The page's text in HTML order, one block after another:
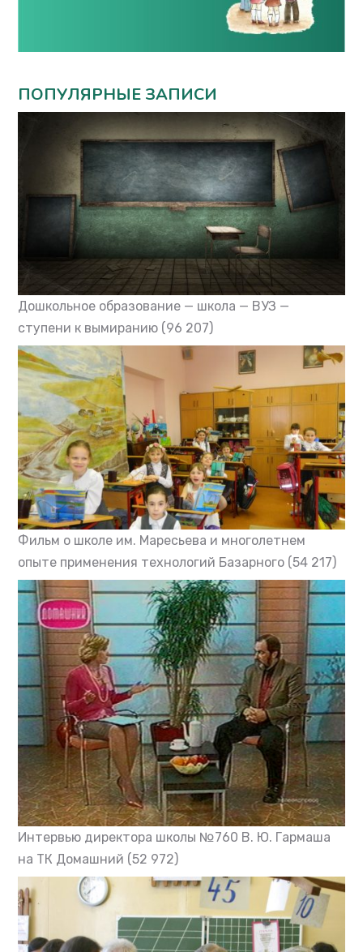
ПОПУЛЯРНЫЕ ЗАПИСИ
Дошкольное образование — школа — ВУЗ —
ступени к вымиранию (96 207)
Фильм о школе им. Маресьева и многолетнем
опыте применения технологий Базарного (54 217)
Интервью директора школы №760 В. Ю. Гармаша
на ТК Домашний (52 972)